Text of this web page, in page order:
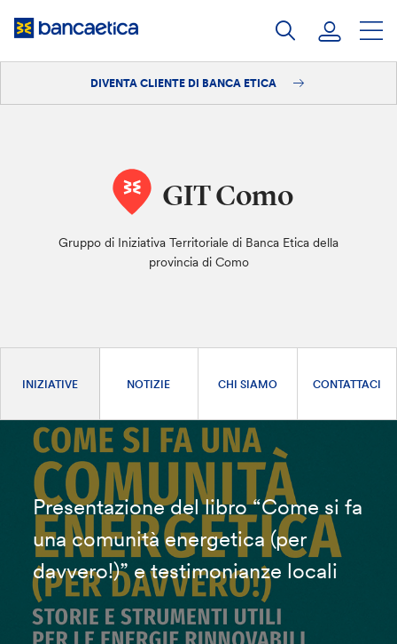
DIVENTA CLIENTE DI BANCA ETICA
GIT Como
Gruppo di Iniziativa Territoriale di Banca Etica della
provincia di Como
INIZIATIVE NOTIZIE CHI SIAMO CONTATTACI
Presentazione del libro “Come si fa
una comunità energetica (per
davvero!)” e testimonianze locali